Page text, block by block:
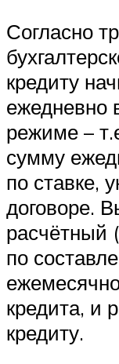
Согласно
кредиту
ежедневно
режиме –
сумму
по ставке,
договоре.
расчётный
по
кредита, и
кредиту.